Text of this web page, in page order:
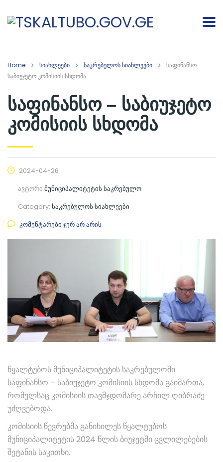
Home სიახლეები საკრებულოს სიახლეები
საფინანსო –
საბიუჯეტო კომისიის სხდომა
საფინანსო – საბიუჯეტო
კომისიის სხდომა
2024-04-26
ავტორი მუნიციპალიტეტის საკრებულო
Category: საკრებულოს სიახლეები
კომენტარები ჯერ არ არის
წყალტუბოს მუნიციპალიტეტის საკრებულოში
საფინანსო – საბიუჯეტო კომისიის სხდომა გაიმართა,
რომელსაც კომისიის თავმჯდომარე არჩილ ღიბრაძე
უძღვებოდა.
კომისიის წევრებმა განიხილეს წყალტუბოს
მუნიციპალიტეტის 2024 წლის ბიუჯეტში ცვლილებების
შეტანის საკითხი.